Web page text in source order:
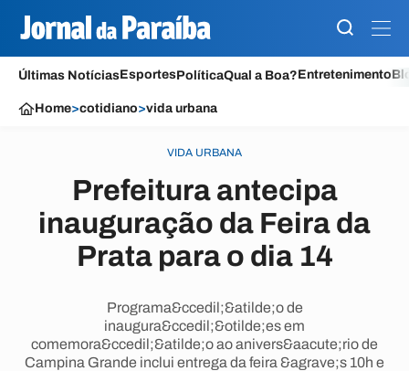
Últimas NotíciasEsportesPolíticaQual a Boa?Entretenimento
Home>cotidiano>vida urbana
VIDA URBANA
Prefeitura antecipa
inauguração da Feira da
Prata para o dia 14
Programa&ccedil;&atilde;o de
inaugura&ccedil;&otilde;es em
comemora&ccedil;&atilde;o ao anivers&aacute;rio de
Campina Grande inclui entrega da feira &agrave;s 10h e